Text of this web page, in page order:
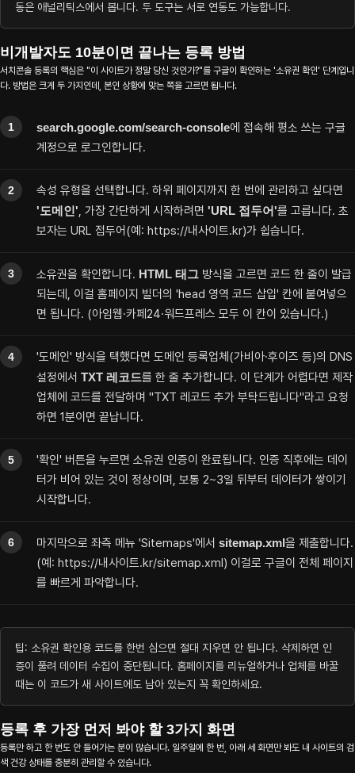
About
Blog
Contact
동은 애널리틱스에서 봅니다. 두 도구는 서로 연동도 가능합니다.
비개발자도 10분이면 끝나는 등록 방법
서치콘솔 등록의 핵심은 "이 사이트가 정말 당신 것인가?"를 구글이 확인하는 '소유권 확인' 단계입니
다. 방법은 크게 두 가지인데, 본인 상황에 맞는 쪽을 고르면 됩니다.
search.google.com/search-console에 접속해 평소 쓰는 구글
계정으로 로그인합니다.
속성 유형을 선택합니다. 하위 페이지까지 한 번에 관리하고 싶다면
'도메인', 가장 간단하게 시작하려면 'URL 접두어'를 고릅니다. 초
보자는 URL 접두어(예: https://내사이트.kr)가 쉽습니다.
소유권을 확인합니다. HTML 태그 방식을 고르면 코드 한 줄이 발급
되는데, 이걸 홈페이지 빌더의 'head 영역 코드 삽입' 칸에 붙여넣으
면 됩니다. (아임웹·카페24·워드프레스 모두 이 칸이 있습니다.)
'도메인' 방식을 택했다면 도메인 등록업체(가비아·후이즈 등)의 DNS
설정에서 TXT 레코드를 한 줄 추가합니다. 이 단계가 어렵다면 제작
업체에 코드를 전달하며 "TXT 레코드 추가 부탁드립니다"라고 요청
하면 1분이면 끝납니다.
'확인' 버튼을 누르면 소유권 인증이 완료됩니다. 인증 직후에는 데이
터가 비어 있는 것이 정상이며, 보통 2~3일 뒤부터 데이터가 쌓이기
시작합니다.
마지막으로 좌측 메뉴 'Sitemaps'에서 sitemap.xml을 제출합니다.
(예: https://내사이트.kr/sitemap.xml) 이걸로 구글이 전체 페이지
를 빠르게 파악합니다.
팁: 소유권 확인용 코드를 한번 심으면 절대 지우면 안 됩니다. 삭제하면 인
증이 풀려 데이터 수집이 중단됩니다. 홈페이지를 리뉴얼하거나 업체를 바꿀
때는 이 코드가 새 사이트에도 남아 있는지 꼭 확인하세요.
등록 후 가장 먼저 봐야 할 3가지 화면
등록만 하고 한 번도 안 들어가는 분이 많습니다. 일주일에 한 번, 아래 세 화면만 봐도 내 사이트의 검
색 건강 상태를 충분히 관리할 수 있습니다.